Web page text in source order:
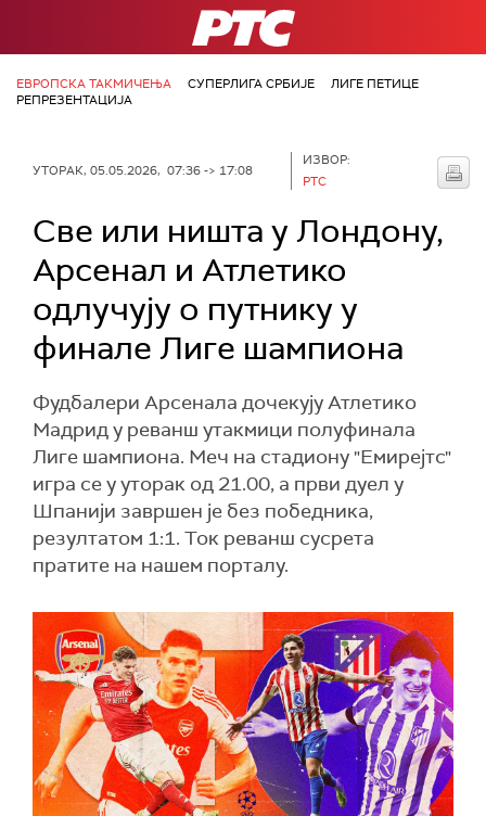
РТС
ЕВРОПСКА ТАКМИЧЕЊА СУПЕРЛИГА СРБИЈЕ
ЛИГЕ ПЕТИЦЕ
РЕПРЕЗЕНТАЦИЈА
УТОРАК, 05.05.2026, 07:36 -> 17:08
ИЗВОР:
РТС
Све или ништа у Лондону,
Арсенал и Атлетико
одлучују о путнику у
финале Лиге шампиона
Фудбалери Арсенала дочекују Атлетико
Мадрид у реванш утакмици полуфинала
Лиге шампиона. Меч на стадиону "Емирејтс"
игра се у уторак од 21.00, а први дуел у
Шпанији завршен је без победника,
резултатом 1:1. Ток реванш сусрета
пратите на нашем порталу.